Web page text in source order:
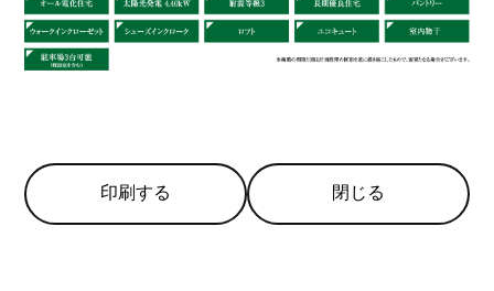
印刷する 閉じる